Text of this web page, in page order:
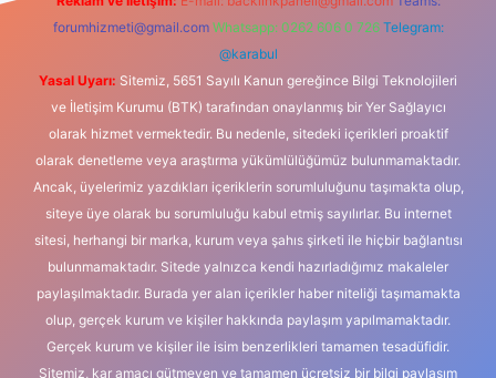
forumhizmeti@gmail.com Whatsapp: 0262 606 0 726 Telegram:
@karabul
Yasal Uyarı: Sitemiz, 5651 Sayılı Kanun gereğince Bilgi Teknolojileri
ve İletişim Kurumu (BTK) tarafından onaylanmış bir Yer Sağlayıcı
olarak hizmet vermektedir. Bu nedenle, sitedeki içerikleri proaktif
olarak denetleme veya araştırma yükümlülüğümüz bulunmamaktadır.
Ancak, üyelerimiz yazdıkları içeriklerin sorumluluğunu taşımakta olup,
siteye üye olarak bu sorumluluğu kabul etmiş sayılırlar. Bu internet
sitesi, herhangi bir marka, kurum veya şahıs şirketi ile hiçbir bağlantısı
bulunmamaktadır. Sitede yalnızca kendi hazırladığımız makaleler
paylaşılmaktadır. Burada yer alan içerikler haber niteliği taşımamakta
olup, gerçek kurum ve kişiler hakkında paylaşım yapılmamaktadır.
Gerçek kurum ve kişiler ile isim benzerlikleri tamamen tesadüfidir.
Sitemiz, kar amacı gütmeyen ve tamamen ücretsiz bir bilgi paylaşım